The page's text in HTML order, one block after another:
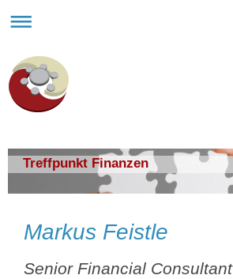
Treffpunkt Finanzen
Markus Feistle
Senior Financial Consultant